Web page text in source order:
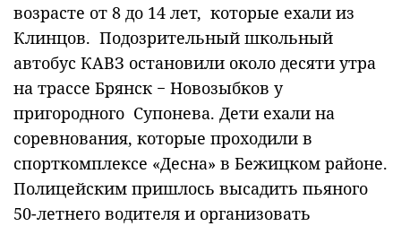
возрасте от 8 до 14 лет, которые ехали из
Клинцов. Подозрительный школьный
автобус КАВЗ остановили около десяти утра
на трассе Брянск − Новозыбков у
пригородного Супонева. Дети ехали на
соревнования, которые проходили в
спорткомплексе «Десна» в Бежицком районе.
Полицейским пришлось высадить пьяного
50-летнего водителя и организовать